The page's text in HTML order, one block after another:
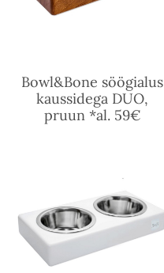
Bowl&Bone söögialus
kaussidega DUO,
pruun *al. 59€